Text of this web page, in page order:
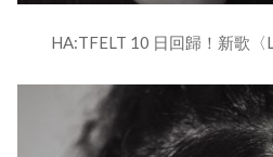
HA:TFELT 10 日回歸！新歌〈